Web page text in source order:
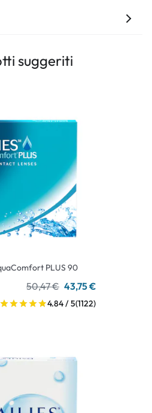
suggeriti
PLUS 90
50,47 € 43,75 €
4.84 / 5(1122)